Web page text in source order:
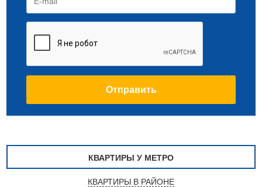
КВАРТИРЫ У МЕТРО
КВАРТИРЫ В РАЙОНЕ